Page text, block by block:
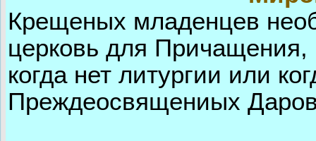
Крещеных младенцев
церковь для Причащения,
когда нет литургии или
Преждеосвящениых